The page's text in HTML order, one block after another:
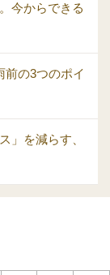
今からできる
前の3つのポイ
」を減らす、